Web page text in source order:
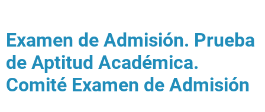
Examen de Admisión. Prueba
de Aptitud Académica.
Comité Examen de Admisión